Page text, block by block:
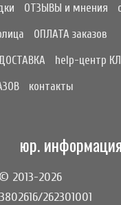
ОТЗЫВЫ и мнения
ОПЛАТА заказов
help-центр
контакты
юр. информация
2013-2026
262301001